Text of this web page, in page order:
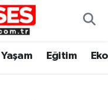
Yaşam Eğitim